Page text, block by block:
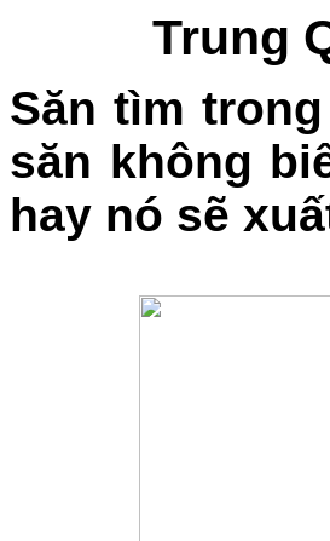
Trung
Săn tìm
săn không
hay nó sẽ